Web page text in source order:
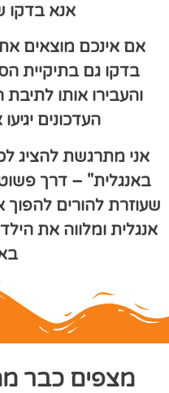
אנא בדקו
אם אינכם מוצאים
בדקו גם בתיקיית
והעבירו אותו
העדכונים
אני מתרגשת להציג
באנגלית" – דרך
שעוזרת להורים
אנגלית ומלווה את
מצפים כבר